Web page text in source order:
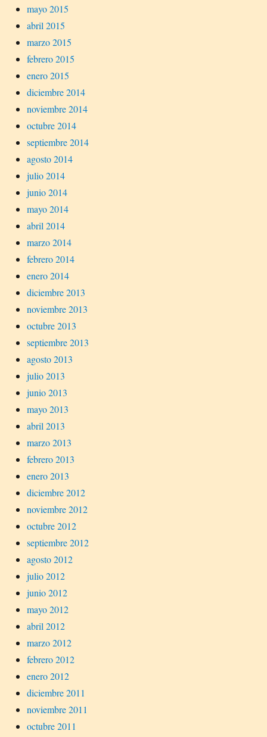
mayo 2015
abril 2015
marzo 2015
febrero 2015
enero 2015
diciembre 2014
noviembre 2014
octubre 2014
septiembre 2014
agosto 2014
julio 2014
junio 2014
mayo 2014
abril 2014
marzo 2014
febrero 2014
enero 2014
diciembre 2013
noviembre 2013
octubre 2013
septiembre 2013
agosto 2013
julio 2013
junio 2013
mayo 2013
abril 2013
marzo 2013
febrero 2013
enero 2013
diciembre 2012
noviembre 2012
octubre 2012
septiembre 2012
agosto 2012
julio 2012
junio 2012
mayo 2012
abril 2012
marzo 2012
febrero 2012
enero 2012
diciembre 2011
noviembre 2011
octubre 2011